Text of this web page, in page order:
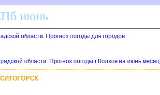
июнь
области. Прогноз погоды для городо
области. Прогноз погоды г.Волхов на июнь месяц